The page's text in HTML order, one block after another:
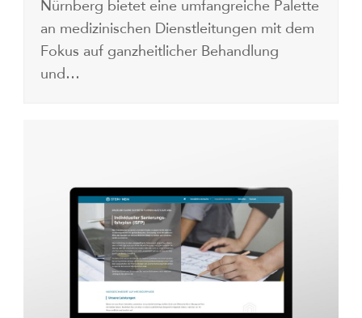
Nürnberg bietet eine umfangreiche Palette
an medizinischen Dienstleitungen mit dem
Fokus auf ganzheitlicher Behandlung
und…